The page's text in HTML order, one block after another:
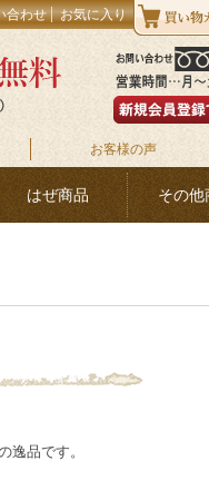
合わせ お気に入り
お客様の声
はぜ商品 その他
逸品です。